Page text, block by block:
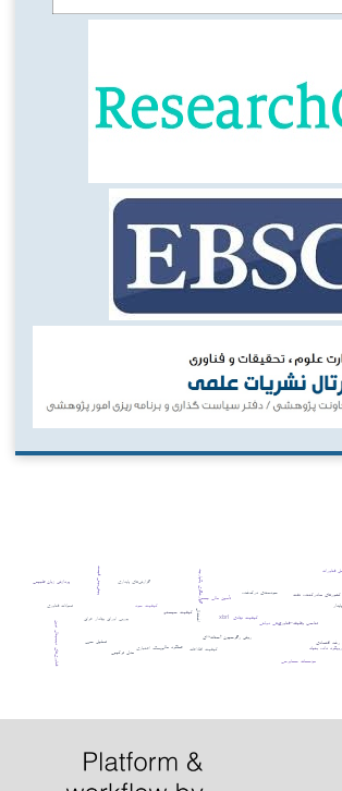
بدهی دولتی
روش رگرسیون آستانه¬ای
اشتغال
کشورهای صادرکننده نفت
کیفیت نهادی
تناسب وظیفه–فناوری
تأمین مالی جمعی
سودمندی درک‌شده
کیفیت اطلاعات
کیفیت سیستم
ریسک اعتباری
اقتصادی
گزارشگری یکپارچه
عملکرد مالی
کیفیت سود
بورس اوراق بهادار عراق
گزارش‌های پایداری
فناوری‌های دیجیتال نوین
تحولات فناوری
مؤسسات حسابرسی
رویکرد داده بنیاد
پردازش زبان طبیعی
تحلیل حس
پیش‌بینی قیمت
مدل ترکیبی
فناورانه
xbrl